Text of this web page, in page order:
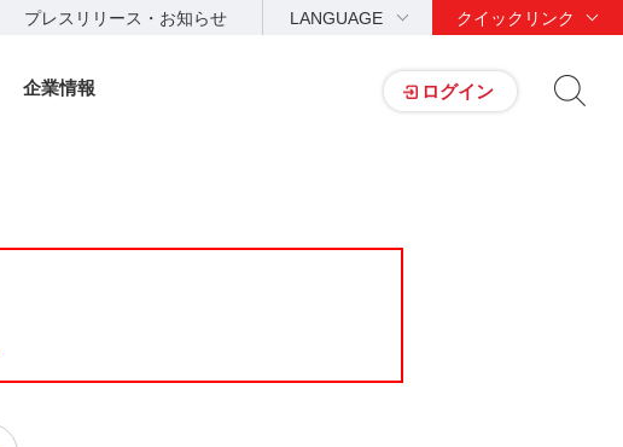
プレスリリース・お知らせ LANGUAGE クイックリンク
ログイン
企業情報